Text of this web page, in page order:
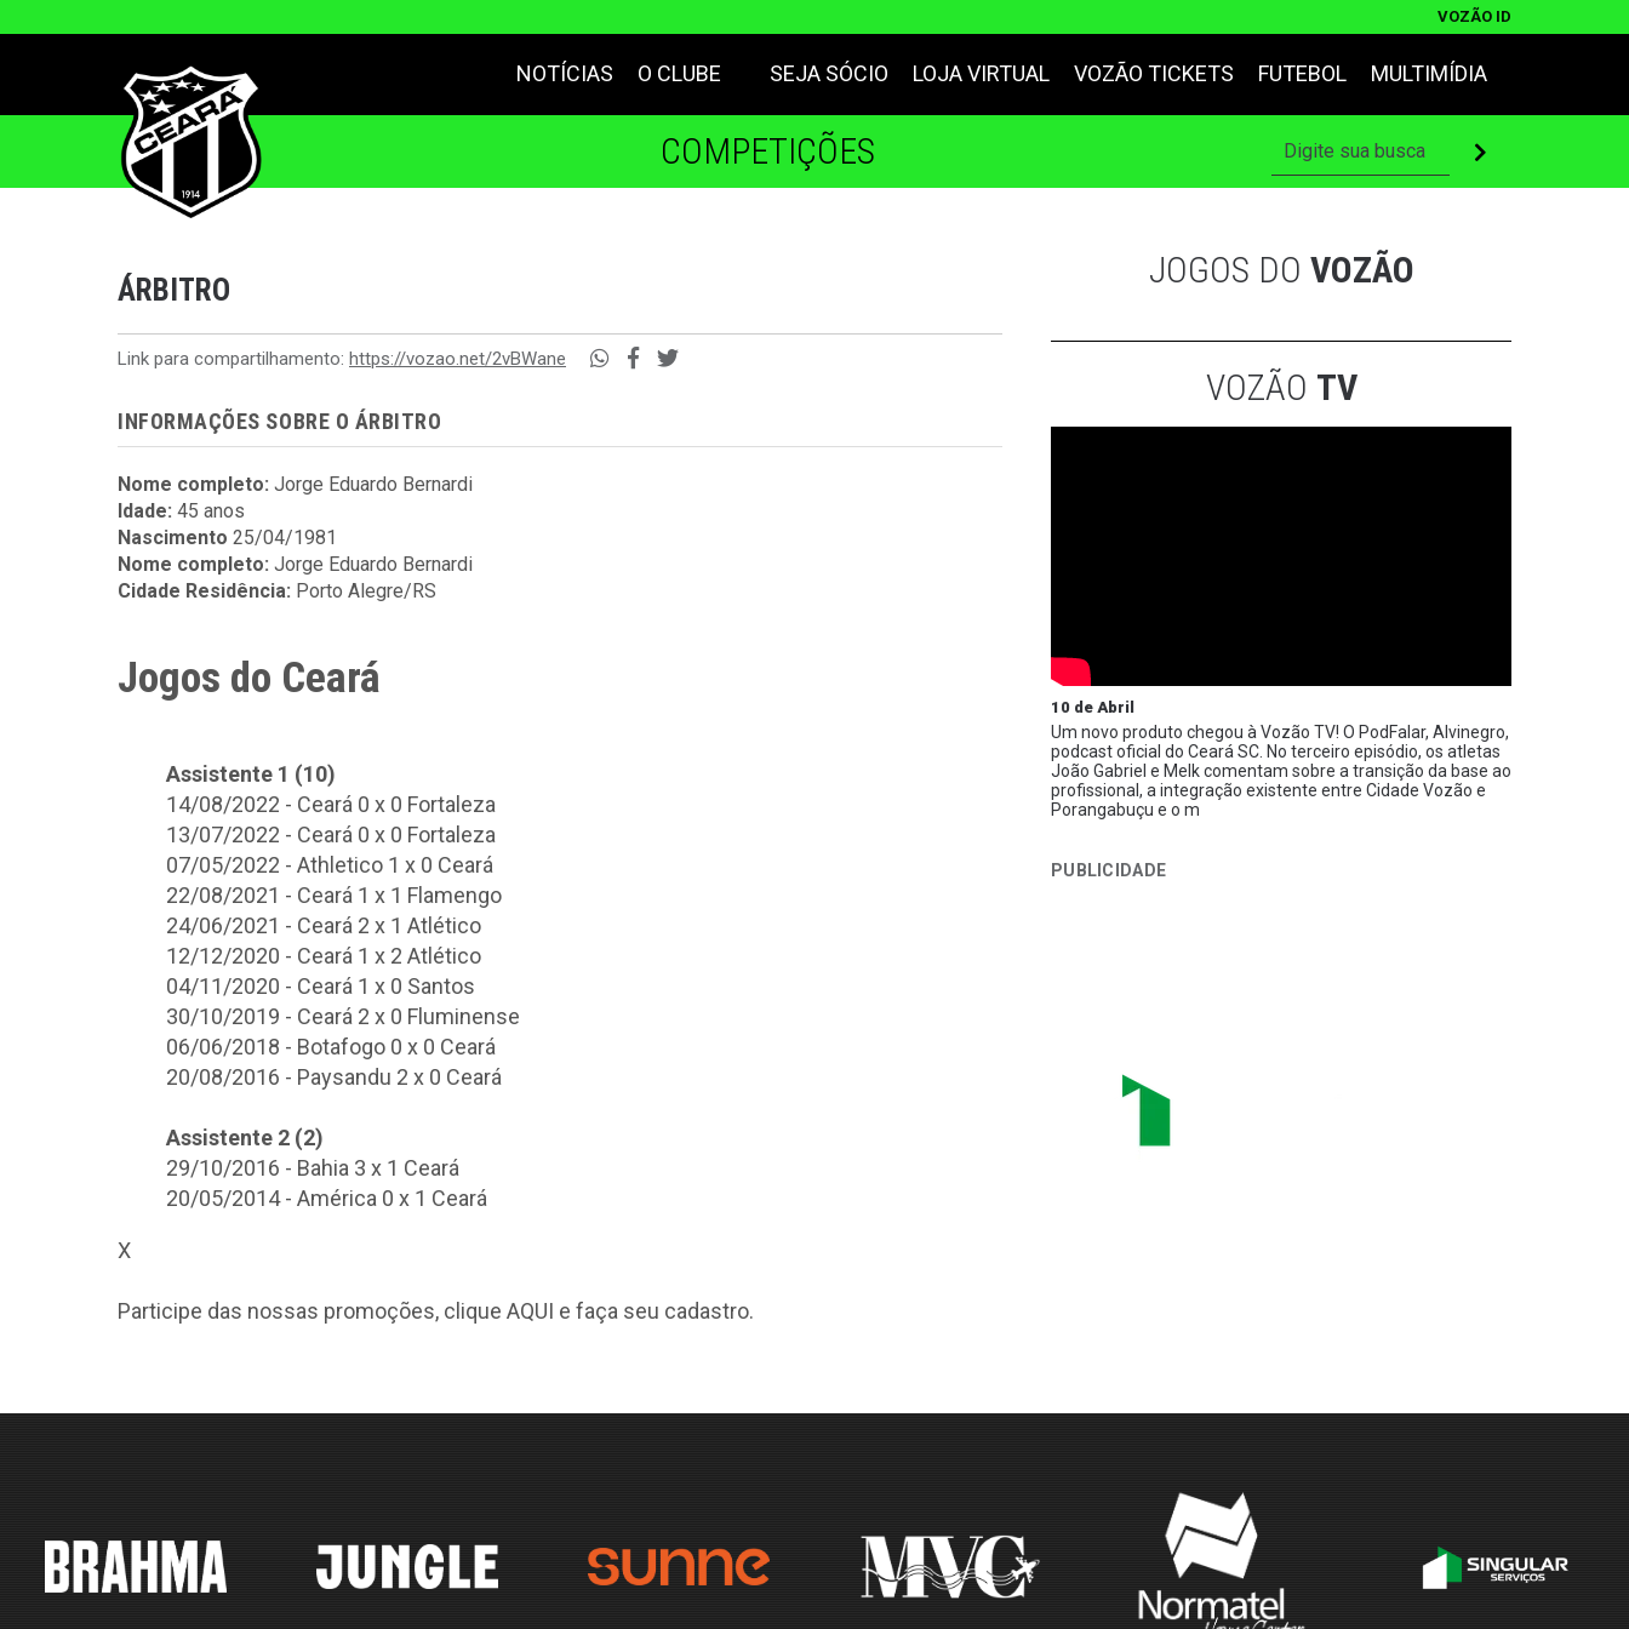
VOZÃO ID
NOTÍCIAS O CLUBE SEJA SÓCIO LOJA VIRTUAL VOZÃO TICKETS FUTEBOL MULTIMÍDIA
COMPETIÇÕES
ÁRBITRO
Link para compartilhamento: https://vozao.net/2vBWane
INFORMAÇÕES SOBRE O ÁRBITRO
Nome completo: Jorge Eduardo Bernardi
Idade: 45 anos
Nascimento 25/04/1981
Nome completo: Jorge Eduardo Bernardi
Cidade Residência: Porto Alegre/RS
Jogos do Ceará
Assistente 1 (10)
14/08/2022 - Ceará 0 x 0 Fortaleza
13/07/2022 - Ceará 0 x 0 Fortaleza
07/05/2022 - Athletico 1 x 0 Ceará
22/08/2021 - Ceará 1 x 1 Flamengo
24/06/2021 - Ceará 2 x 1 Atlético
12/12/2020 - Ceará 1 x 2 Atlético
04/11/2020 - Ceará 1 x 0 Santos
30/10/2019 - Ceará 2 x 0 Fluminense
06/06/2018 - Botafogo 0 x 0 Ceará
20/08/2016 - Paysandu 2 x 0 Ceará
Assistente 2 (2)
29/10/2016 - Bahia 3 x 1 Ceará
20/05/2014 - América 0 x 1 Ceará
X
Participe das nossas promoções, clique AQUI e faça seu cadastro.
JOGOS DO VOZÃO
VOZÃO TV
10 de Abril
Um novo produto chegou à Vozão TV! O PodFalar, Alvinegro,
podcast oficial do Ceará SC. No terceiro episódio, os atletas
João Gabriel e Melk comentam sobre a transição da base ao
profissional, a integração existente entre Cidade Vozão e
Porangabuçu e o m
PUBLICIDADE